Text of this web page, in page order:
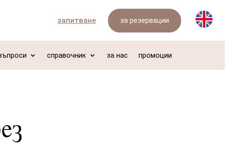
запитване за резервации
справочник за нас промоции